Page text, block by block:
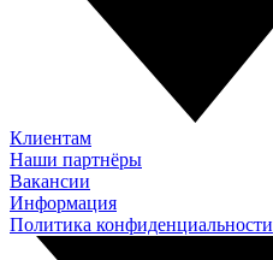
Клиентам
Наши партнёры
Вакансии
Информация
Политика конфиденциальности